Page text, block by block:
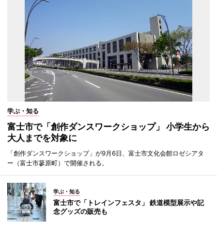
学ぶ・知る
富士市で「創作ダンスワークショップ」 小学生から
大人までを対象に
「創作ダンスワークショップ」が9月6日、富士市文化会館ロゼシアタ
ー（富士市蓼原町）で開催される。
学ぶ・知る
富士市で「トレインフェスタ」 鉄道模型展示や記
念グッズの販売も